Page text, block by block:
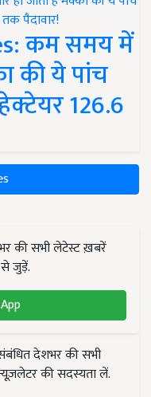
कम समय में
की ये पांच
126.6
की सभी लेटेस्ट ख़बरें
जुड़ें.
देशभर की सभी
की सदस्यता लें.